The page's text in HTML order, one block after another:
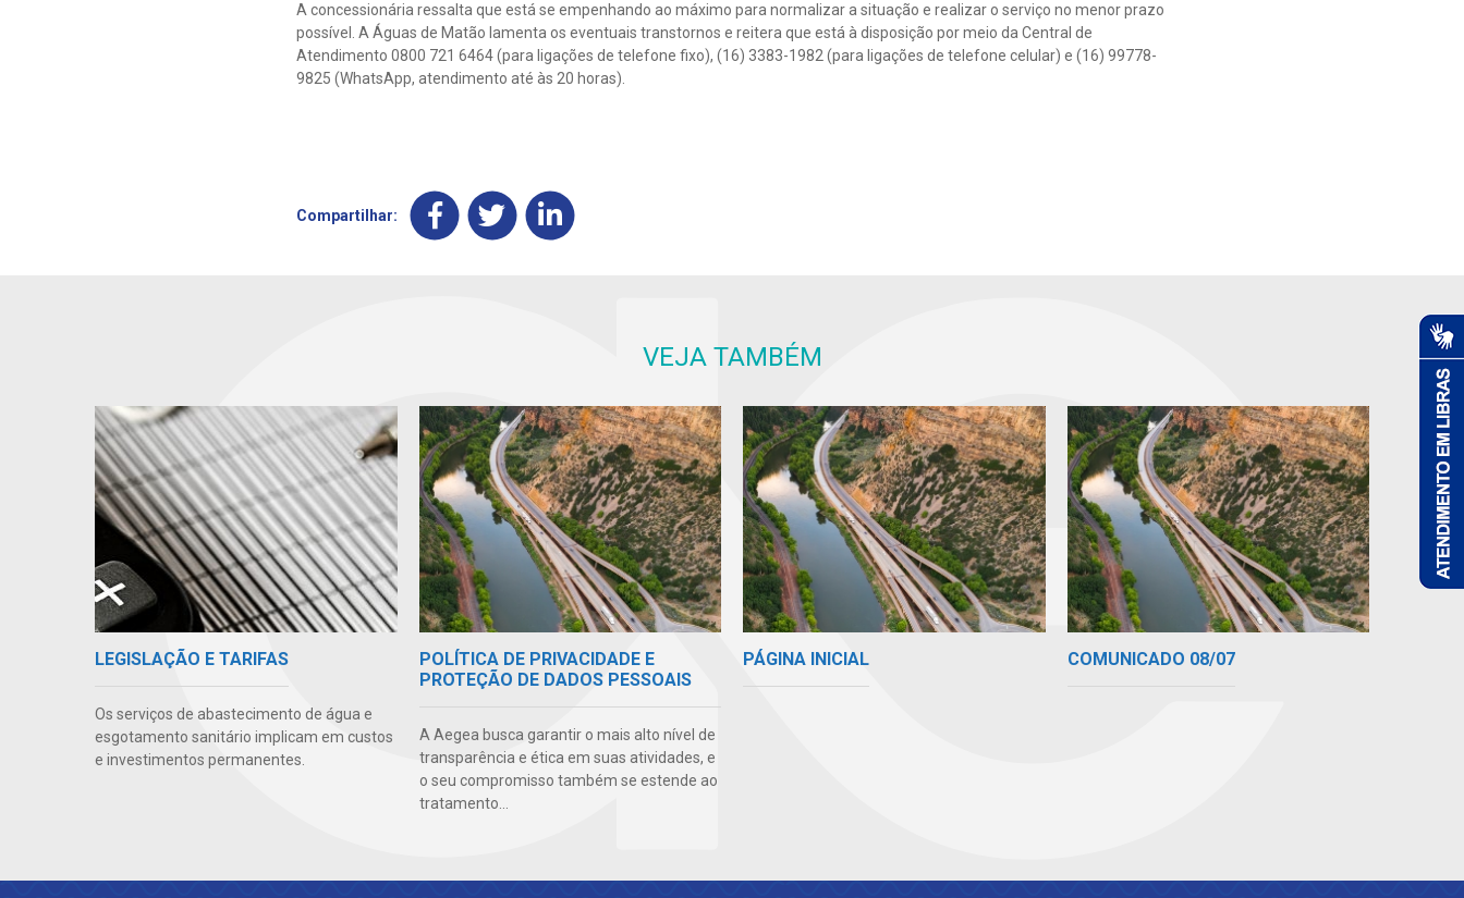
A concessionária ressalta que está se empenhando ao máximo para normalizar a situação e realizar o serviço no menor prazo
possível. A Águas de Matão lamenta os eventuais transtornos e reitera que está à disposição por meio da Central de
Atendimento 0800 721 6464 (para ligações de telefone fixo), (16) 3383-1982 (para ligações de telefone celular) e (16) 99778-
9825 (WhatsApp, atendimento até às 20 horas).
Compartilhar:
VEJA TAMBÉM
LEGISLAÇÃO E TARIFAS
Os serviços de abastecimento de água e
esgotamento sanitário implicam em custos
e investimentos permanentes.
POLÍTICA DE PRIVACIDADE E
PROTEÇÃO DE DADOS PESSOAIS
A Aegea busca garantir o mais alto nível de
transparência e ética em suas atividades, e
o seu compromisso também se estende ao
tratamento...
PÁGINA INICIAL COMUNICADO 08/07